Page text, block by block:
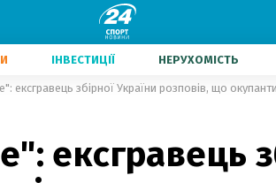
ІНВЕСТИЦІЇ НЕРУХОМІСТЬ
ексгравець збірної України розповів, що
ексгравець